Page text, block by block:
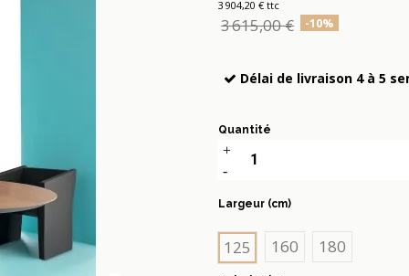
3 904,20 € ttc
3 615,00 € -10%
Délai de livraison 4 à 5
Largeur (cm)
125 160 180
Quantité